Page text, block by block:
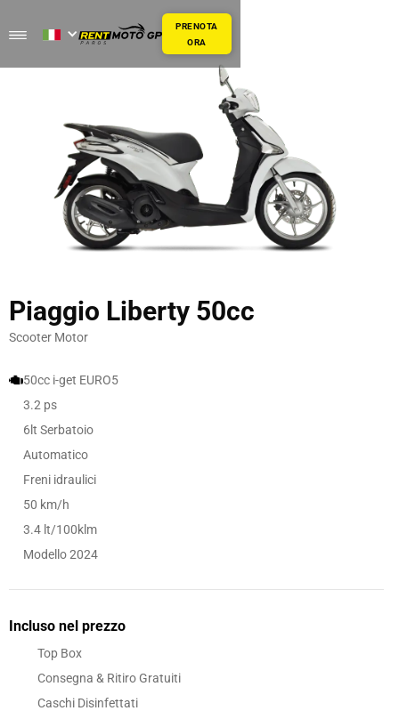
PRENOTA
ORA
Piaggio Liberty 50cc
Scooter Motor
50cc i-get EURO5
3.2 ps
6lt Serbatoio
Automatico
Freni idraulici
50 km/h
3.4 lt/100klm
Modello 2024
Incluso nel prezzo
Top Box
Consegna & Ritiro Gratuiti
Caschi Disinfettati